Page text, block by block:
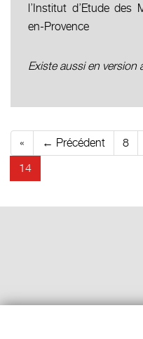
l’Institut d’Etude des
en-Provence
Existe aussi en version
« ← Précédent 8
14